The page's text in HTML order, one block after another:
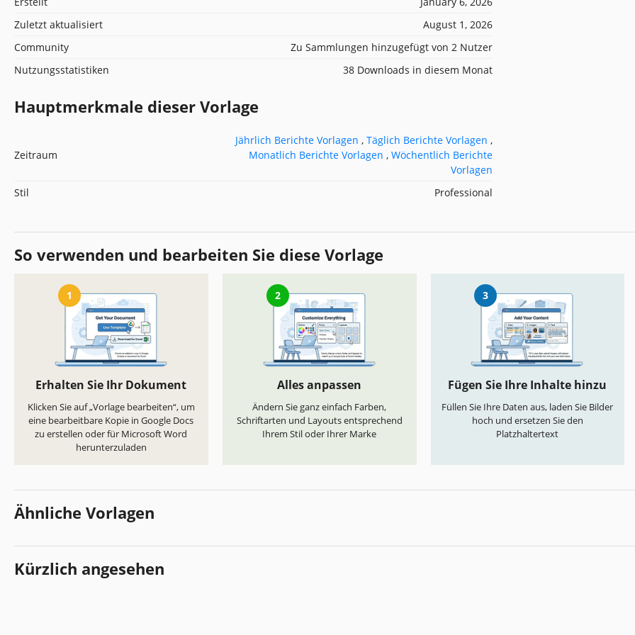
Zuletzt aktualisiert
August 1, 2026
Community
Zu Sammlungen hinzugefügt von 2 Nutzer
Nutzungsstatistiken
38 Downloads in diesem Monat
Hauptmerkmale dieser Vorlage
Zeitraum
Jährlich Berichte Vorlagen , Täglich Berichte Vorlagen ,
Monatlich Berichte Vorlagen , Wöchentlich Berichte
Vorlagen
Stil
Professional
So verwenden und bearbeiten Sie diese Vorlage
1
Erhalten Sie Ihr Dokument
Klicken Sie auf „Vorlage bearbeiten“, um
eine bearbeitbare Kopie in Google Docs
zu erstellen oder für Microsoft Word
herunterzuladen
2
Alles anpassen
Ändern Sie ganz einfach Farben,
Schriftarten und Layouts entsprechend
Ihrem Stil oder Ihrer Marke
3
Fügen Sie Ihre Inhalte hinzu
Füllen Sie Ihre Daten aus, laden Sie Bilder
hoch und ersetzen Sie den
Platzhaltertext
Ähnliche Vorlagen
Kürzlich angesehen